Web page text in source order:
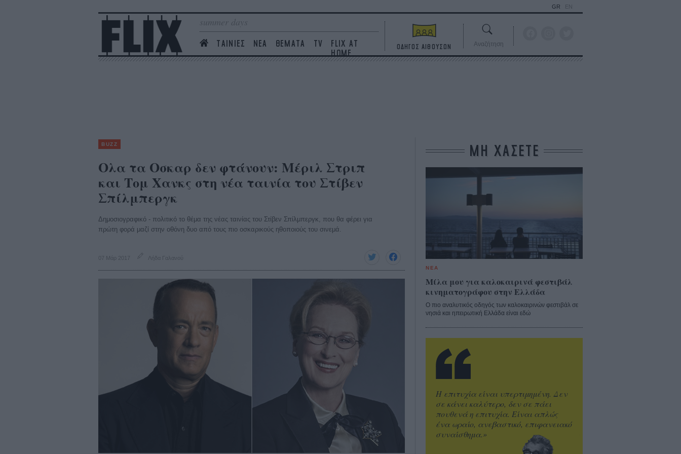
summer days
ΤΑΙΝΙΕΣ ΝΕΑ ΘΕΜΑΤΑ TV
FLIX AT
HOME
GR EN
ΟΔΗΓΟΣ ΑΙΘΟΥΣΩΝ Αναζήτηση
BUZZ
Ολα τα Οσκαρ δεν φτάνουν: Μέριλ Στριπ
και Τομ Χανκς στη νέα ταινία του Στίβεν
Σπίλμπεργκ
Δημοσιογραφικό - πολιτικό το θέμα της νέας ταινίας του Στίβεν Σπίλμπεργκ, που θα φέρει για
πρώτη φορά μαζί στην οθόνη δυο από τους πιο οσκαρικούς ηθοποιούς του σινεμά.
07 Μάρ 2017 Λήδα Γαλανού
ΜΗ ΧΑΣΕΤΕ
ΝΕΑ
Μίλα μου για καλοκαιρινά φεστιβάλ
κινηματογράφου στην Ελλάδα
Ο πιο αναλυτικός οδηγός των καλοκαιρινών φεστιβάλ σε
νησιά και ηπειρωτική Ελλάδα είναι εδώ
Η επιτυχία είναι υπερτιμημένη. Δεν
σε κάνει καλύτερο, δεν σε πάει
πουθενά η επιτυχία. Είναι απλώς
ένα ωραίο, ανεβαστικό, επιφανειακό
συναίσθημα.»